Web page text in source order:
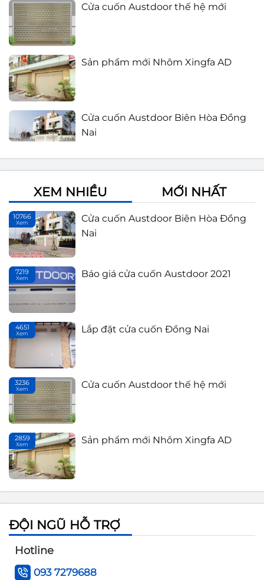
Nai
Báo giá cửa cuốn Austdoor 2021
Lắp đặt cửa cuốn Đồng Nai
Cửa cuốn Austdoor thế hệ mới
Sản phẩm mới Nhôm Xingfa AD
XEM NHIỀU MỚI NHẤT
10766
Xem
Cửa cuốn Austdoor Biên Hòa Đồng
Nai
7219
Xem Báo giá cửa cuốn Austdoor 2021
4651
Xem Lắp đặt cửa cuốn Đồng Nai
3236
Xem Cửa cuốn Austdoor thế hệ mới
2859
Xem Sản phẩm mới Nhôm Xingfa AD
ĐỘI NGŨ HỖ TRỢ
Hotline
093 7279688